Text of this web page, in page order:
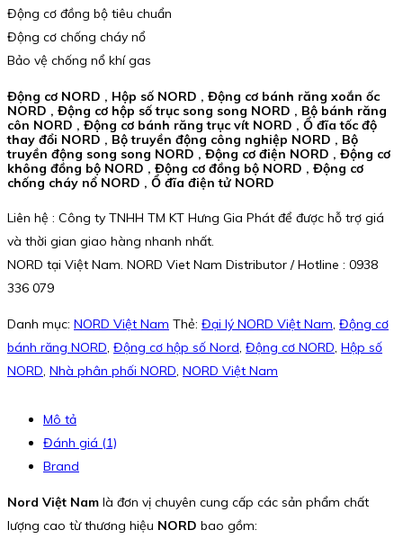
Động cơ đồng bộ tiêu chuẩn
Động cơ chống cháy nổ
Bảo vệ chống nổ khí gas
Động cơ NORD , Hộp số NORD , Động cơ bánh răng xoắn ốc
NORD , Động cơ hộp số trục song song NORD , Bộ bánh răng
côn NORD , Động cơ bánh răng trục vít NORD , Ổ đĩa tốc độ
thay đổi NORD , Bộ truyền động công nghiệp NORD , Bộ
truyền động song song NORD , Động cơ điện NORD , Động cơ
không đồng bộ NORD , Động cơ đồng bộ NORD , Động cơ
chống cháy nổ NORD , Ổ đĩa điện tử NORD
Liên hệ : Công ty TNHH TM KT Hưng Gia Phát để được hỗ trợ giá
và thời gian giao hàng nhanh nhất.
NORD tại Việt Nam. NORD Viet Nam Distributor / Hotline : 0938
336 079
Danh mục: NORD Việt Nam Thẻ: Đại lý NORD Việt Nam, Động cơ
bánh răng NORD, Động cơ hộp số Nord, Động cơ NORD, Hộp số
NORD, Nhà phân phối NORD, NORD Việt Nam
Mô tả
Đánh giá (1)
Brand
Nord Việt Nam là đơn vị chuyên cung cấp các sản phẩm chất
lượng cao từ thương hiệu NORD bao gồm: